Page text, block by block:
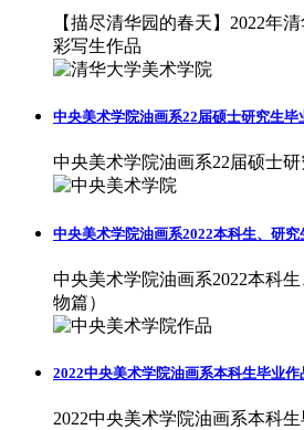
【描尽清华园的春天】2022年
彩写生作品
中央美术学院油画系22届硕士研究生毕
中央美术学院油画系22届硕士
中央美术学院油画系2022本科生、研究
中央美术学院油画系2022本科
物篇）
2022中央美术学院油画系本科生毕业作
2022中央美术学院油画系本科